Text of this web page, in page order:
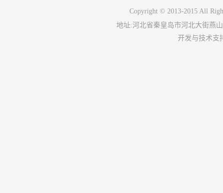
Copyright © 2013-2015 All
地址:河北省秦皇岛市河北大街燕
开发与技术支